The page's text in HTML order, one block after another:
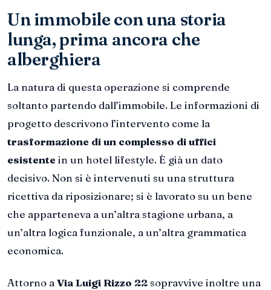
Un immobile con una storia
lunga, prima ancora che
alberghiera
La natura di questa operazione si comprende
soltanto partendo dall’immobile. Le informazioni di
progetto descrivono l’intervento come la
trasformazione di un complesso di uffici
esistente in un hotel lifestyle. È già un dato
decisivo. Non si è intervenuti su una struttura
ricettiva da riposizionare; si è lavorato su un bene
che apparteneva a un’altra stagione urbana, a
un’altra logica funzionale, a un’altra grammatica
economica.
Attorno aVia Luigi Rizzo 22sopravvive inoltre una